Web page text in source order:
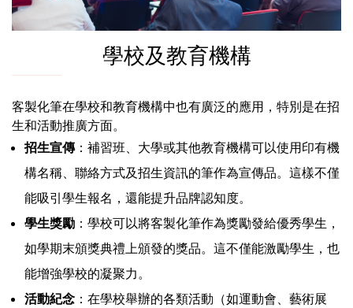
學校及教育機構
客製化筆在學校和教育機構中也有廣泛的應用，特別是在招
生和活動推廣方面。
招生宣傳：補習班、大學或其他教育機構可以使用印有機
構名稱、聯絡方式及招生資訊的筆作為宣傳品。這樣不僅
能吸引學生報名，還能提升品牌認知度。
學生獎勵 ：學校可以將客製化筆作為獎勵發給優秀學生，
如學期末頒獎典禮上頒發的獎品。這不僅能激勵學生，也
能增強學校的凝聚力。
活動紀念 ：在學校舉辦的各類活動（如運動會、藝術展